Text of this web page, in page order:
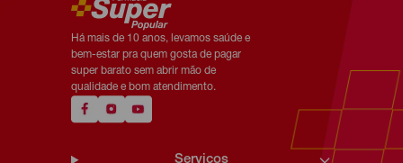
Há mais de 10 anos, levamos saúde e
bem-estar pra quem gosta de pagar
super barato sem abrir mão de
qualidade e bom atendimento.
Serviços